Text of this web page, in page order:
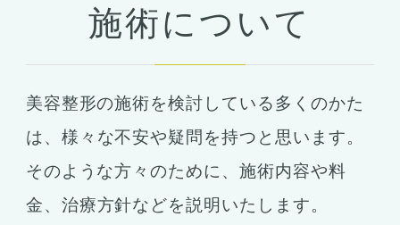
目の整形
二重まぶた・目の整形
眼瞼下垂 目頭切開
目尻切開
下瞼開大（グラマラスライン）
上まぶたのたるみ取り
施術について
美容整形の施術を検討している多くのかた
は、 様々な不安や疑問を持つと思います。
そのような方々のために、施術内容や料
金、 治療方針などを説明いたします。